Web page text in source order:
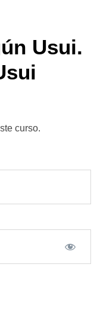
Usui.
curso.